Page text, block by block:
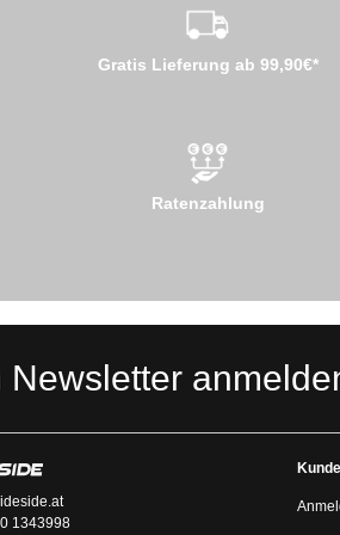
Gratis Lieferung ab 99,90€*
Ratenzahlung
Newsletter
1343998